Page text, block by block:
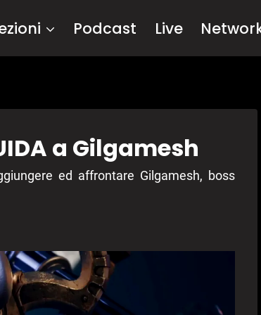
Podcast Live
a Gilgamesh
ed affrontare Gilgamesh, boss